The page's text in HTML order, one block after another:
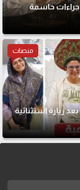
حاسمة
منصات
زيارة استثنائية